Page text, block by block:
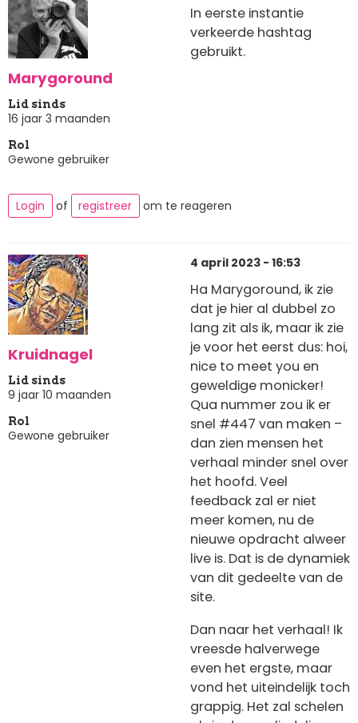
Marygoround
Lid sinds
16 jaar 3 maanden
Rol
Gewone gebruiker
In eerste instantie
verkeerde hashtag
gebruikt.
Login of registreer om te reageren
Kruidnagel
Lid sinds
9 jaar 10 maanden
Rol
Gewone gebruiker
4 april 2023 - 16:53
Ha Marygoround, ik zie
dat je hier al dubbel zo
lang zit als ik, maar ik zie
je voor het eerst dus: hoi,
nice to meet you en
geweldige monicker!
Qua nummer zou ik er
snel #447 van maken –
dan zien mensen het
verhaal minder snel over
het hoofd. Veel
feedback zal er niet
meer komen, nu de
nieuwe opdracht alweer
live is. Dat is de dynamiek
van dit gedeelte van de
site.
Dan naar het verhaal! Ik
vreesde halverwege
even het ergste, maar
vond het uiteindelijk toch
grappig. Het zal schelen